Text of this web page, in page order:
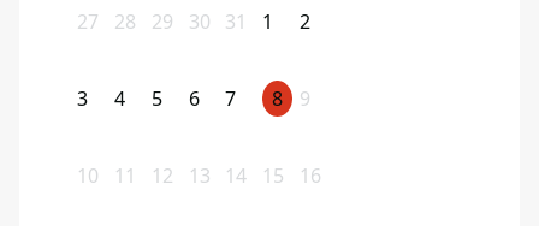
27 28 29 30 31 1 2
3 4 5 6 7 8 9
10 11 12 13 14 15 16